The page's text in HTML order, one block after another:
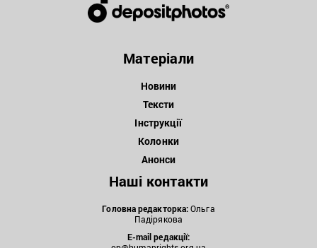
Матеріали
Новини
Тексти
Інструкції
Колонки
Анонси
Наші контакти
Головна редакторка:Ольга
Падірякова
E-mail редакції: